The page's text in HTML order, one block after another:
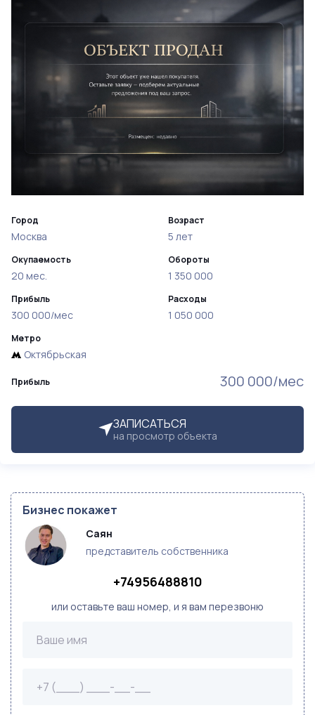
Прибыль 300 000/мес
ЗАПИСАТЬСЯ
на просмотр объекта
Город
Москва
Окупаемость
20 мес.
Прибыль
300 000/мес
Возраст
5 лет
Обороты
1 350 000
Расходы
1 050 000
Метро
Октябрьская
Бизнес покажет
Саян
представитель собственника
+74956488810
или оставьте ваш номер, и я вам перезвоню